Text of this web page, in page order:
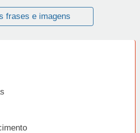
frases e imagens